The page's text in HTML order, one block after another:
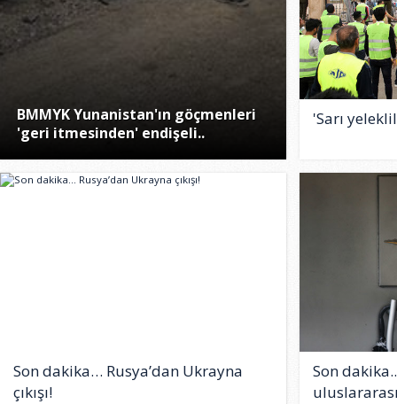
BMMYK Yunanistan'ın göçmenleri
'geri itmesinden' endişeli..
'Sarı
Son dakika… Rusya’dan Ukrayna
çıkışı!
Son